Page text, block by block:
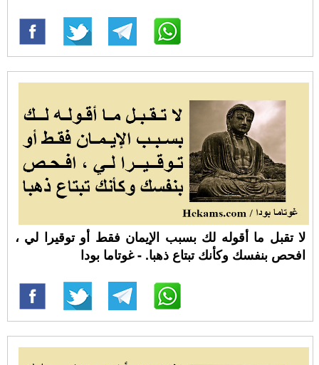
لا تقبل ما أقوله لك بسبب الإيمان فقط أو توقيرا لي ،
افحص بنفسك وكأنك تبتاع ذهبا. - غوتاما بودا